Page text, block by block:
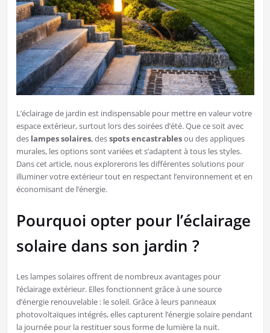
L’éclairage de jardin est indispensable pour mettre en valeur votre
espace extérieur, surtout lors des soirées d’été. Que ce soit avec
des lampes solaires, desspots encastrablesou des appliques
murales, les options sont variées et s’adaptent à tous les styles.
Dans cet article, nous explorerons les différentes solutions pour
illuminer votre extérieur tout en respectant l’environnement et en
économisant de l’énergie.
Pourquoi opter pour l’éclairage
solaire dans son jardin ?
Les lampes solaires offrent de nombreux avantages pour
l’éclairage extérieur. Elles fonctionnent grâce à une source
d’énergie renouvelable : le soleil. Grâce à leurs panneaux
photovoltaïques intégrés, elles capturent l’énergie solaire pendant
la journée pour la restituer sous forme de lumière la nuit.